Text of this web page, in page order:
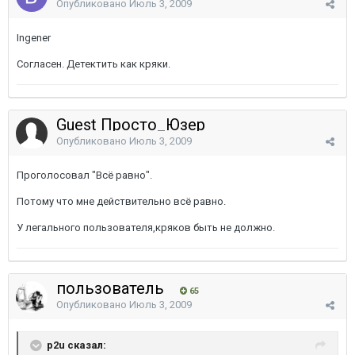
Опубликовано Июль 3, 2009
Ingener
Согласен. Детектить как кряки.
Guest Просто_Юзер
Опубликовано Июль 3, 2009
Проголосовал "Всё равно".
Потому что мне действительно всё равно.
У легального пользователя,кряков быть не должно.
пользователь 65
Опубликовано Июль 3, 2009
p2u сказал: